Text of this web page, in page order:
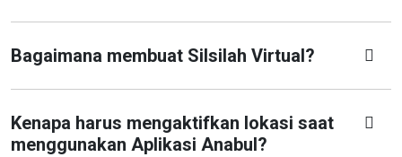
Bagaimana membuat Silsilah Virtual?
Kenapa harus mengaktifkan lokasi saat
menggunakan Aplikasi Anabul?